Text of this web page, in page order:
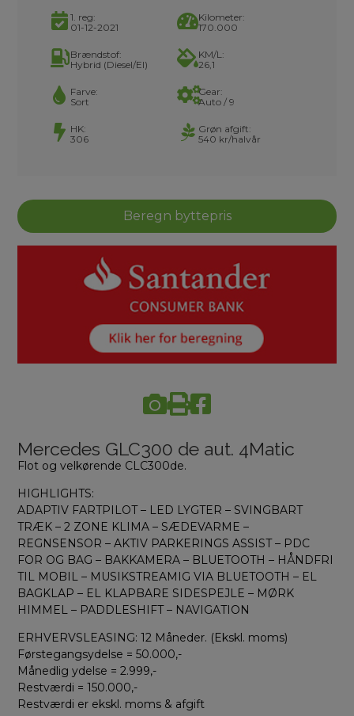
1. reg:
01-12-2021
Kilometer:
170.000
Brændstof:
Hybrid (Diesel/El)
KM/L:
26,1
Farve:
Sort
Gear:
Auto / 9
HK:
306
Grøn afgift:
540 kr/halvår
Beregn byttepris
Mercedes GLC300 de aut. 4Matic
Flot og velkørende CLC300de.
HIGHLIGHTS:
ADAPTIV FARTPILOT – LED LYGTER – SVINGBART
TRÆK – 2 ZONE KLIMA – SÆDEVARME –
REGNSENSOR – AKTIV PARKERINGS ASSIST – PDC
FOR OG BAG – BAKKAMERA – BLUETOOTH – HÅNDFRI
TIL MOBIL – MUSIKSTREAMIG VIA BLUETOOTH – EL
BAGKLAP – EL KLAPBARE SIDESPEJLE – MØRK
HIMMEL – PADDLESHIFT – NAVIGATION
ERHVERVSLEASING: 12 Måneder. (Ekskl. moms)
Førstegangsydelse = 50.000,-
Månedlig ydelse = 2.999,-
Restværdi = 150.000,-
Restværdi er ekskl. moms & afgift